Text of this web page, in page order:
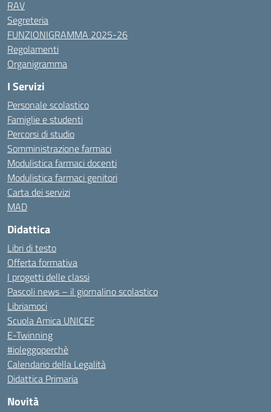
RAV
Segreteria
FUNZIONIGRAMMA 2025-26
Regolamenti
Organigramma
I Servizi
Personale scolastico
Famiglie e studenti
Percorsi di studio
Somministrazione farmaci
Modulistica farmaci docenti
Modulistica farmaci genitori
Carta dei servizi
MAD
Didattica
Libri di testo
Offerta formativa
I progetti delle classi
Pascoli news – il giornalino scolastico
Libriamoci
Scuola Amica UNICEF
E-Twinning
#ioleggoperchè
Calendario della Legalità
Didattica Primaria
Novità